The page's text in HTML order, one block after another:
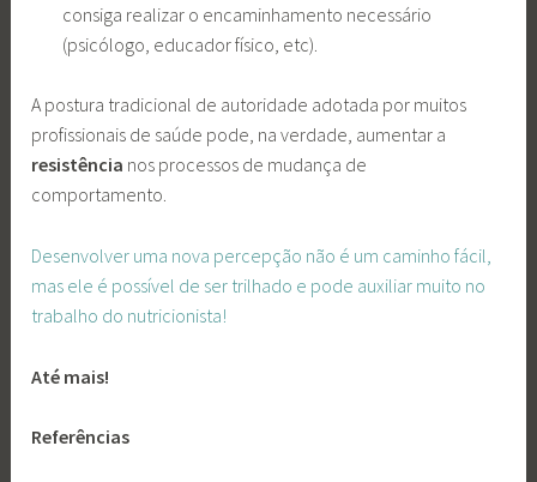
consiga realizar o encaminhamento necessário
(psicólogo, educador físico, etc).
A postura tradicional de autoridade adotada por muitos
profissionais de saúde pode, na verdade, aumentar a
resistência nos processos de mudança de
comportamento.
Desenvolver uma nova percepção não é um caminho fácil,
mas ele é possível de ser trilhado e pode auxiliar muito no
trabalho do nutricionista!
Até mais!
Referências